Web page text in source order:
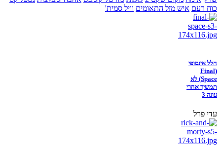
כוח רעם איש מזל התאומים וויל סמית'
חלל אינסופי
(Final
Space) לא
תמשיך אחרי
עונה 3
עדי פרל